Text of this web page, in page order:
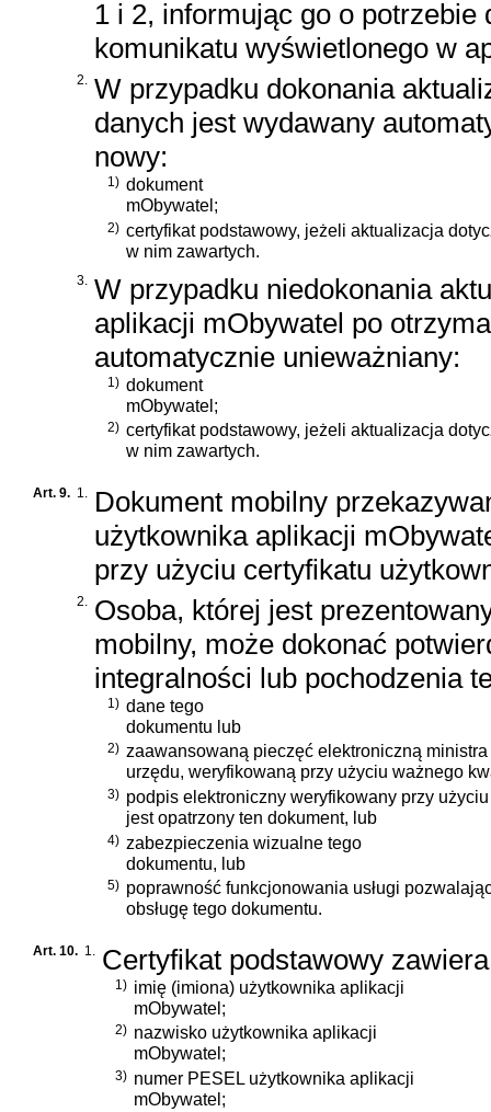
1 i 2, informując go o
komunikatu wyświetlonego w
2. W przypadku dokonania
danych jest wydawany
nowy:
1) dokument
mObywatel;
2) certyfikat podstawowy, jeżeli aktualizacja
w nim zawartych.
3.
W przypadku niedokonania
aplikacji mObywatel po
automatycznie unieważniany:
1) dokument
mObywatel;
2) certyfikat podstawowy, jeżeli aktualizacja
w nim zawartych.
Art. 9. 1.
Dokument mobilny
użytkownika aplikacji
przy użyciu certyfikatu
2.
Osoba, której jest
mobilny, może dokonać
integralności lub pochodzenia
1) dane tego
dokumentu lub
2) zaawansowaną pieczęć elektroniczną
urzędu, weryfikowaną przy użyciu ważnego
3) podpis elektroniczny weryfikowany przy
jest opatrzony ten dokument, lub
4) zabezpieczenia wizualne tego
dokumentu, lub
5) poprawność funkcjonowania usługi
obsługę tego dokumentu.
Art. 10. 1. Certyfikat podstawowy
1) imię (imiona) użytkownika aplikacji
mObywatel;
2) nazwisko użytkownika aplikacji
mObywatel;
3) numer PESEL użytkownika aplikacji
mObywatel;